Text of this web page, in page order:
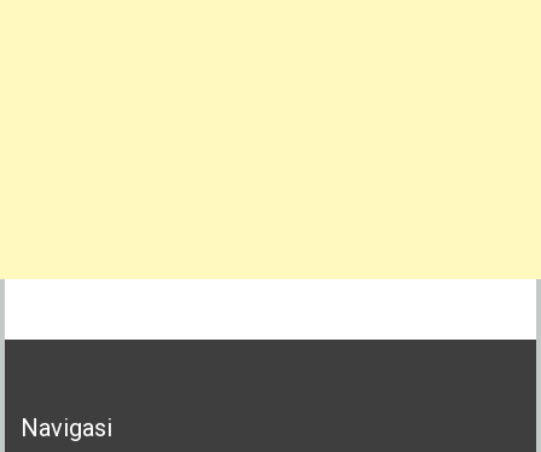
Navigasi